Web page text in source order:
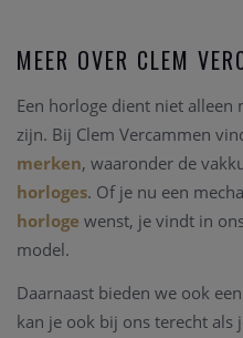
MEER OVER CLEM
Een horloge dient niet
zijn. Bij Clem Vercammen
merken, waaronder de
horloges. Of je nu een
horloge wenst, je vindt in
model.
Daarnaast bieden we ook
kan je ook bij ons terecht als